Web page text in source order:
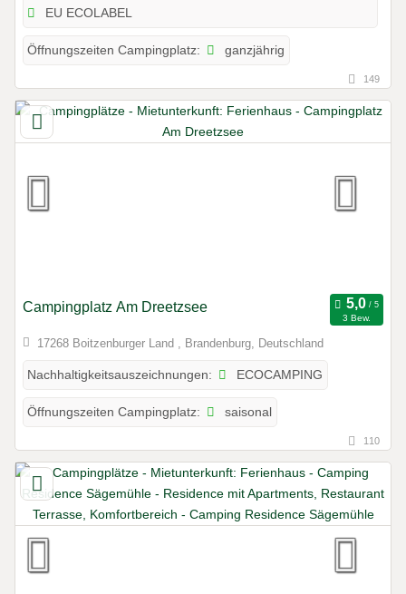
EU ECOLABEL
Öffnungszeiten Campingplatz: ganzjährig
149
Campingplatz Am Dreetzsee
3 Bew.
17268 Boitzenburger Land , Brandenburg, Deutschland
Nachhaltigkeitsauszeichnungen: ECOCAMPING
Öffnungszeiten Campingplatz: saisonal
110